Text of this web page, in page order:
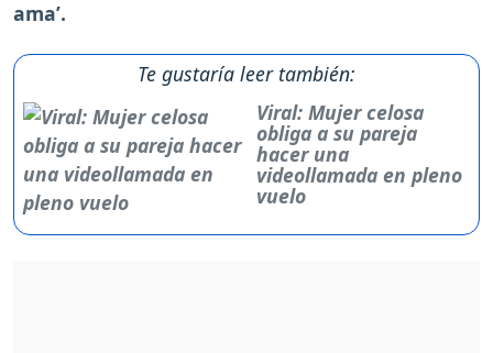
ama’.
Te gustaría leer también:
Viral: Mujer celosa
obliga a su pareja
hacer una
videollamada en pleno
vuelo